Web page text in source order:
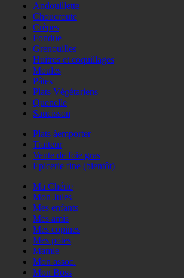
Andouillette
Choucroute
Crêpes
Fondue
Grenouilles
Huitres et coquillages
Moules
Pâtes
Plats Végétariens
Quenelle
Saucisson
Plats àemporter
Traiteur
Vente de foie gras
Epicerie fine (bientôt)
Ma Chérie
Mon Jules
Mes enfants
Mes amis
Mes copines
Mes potes
Mamie
Mon assoc.
Mon Boss